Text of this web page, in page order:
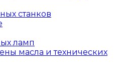
станков
ламп
масла и технических